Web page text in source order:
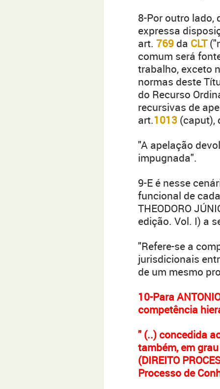
8-Por outro lado,
expressa
art. 769 da CLT
comum será
trabalho, exceto
normas deste
do Recurso
recursivas de
art.1013 (caput),
"A apelação
impugnada".
9-E é nesse
funcional de
THEODORO
edição. Vol. I) a
"Refere-se a
jurisdicionais
de um mesmo
10-Para
competência
" (..) concedida
também, em
(DIREITO
Processo de